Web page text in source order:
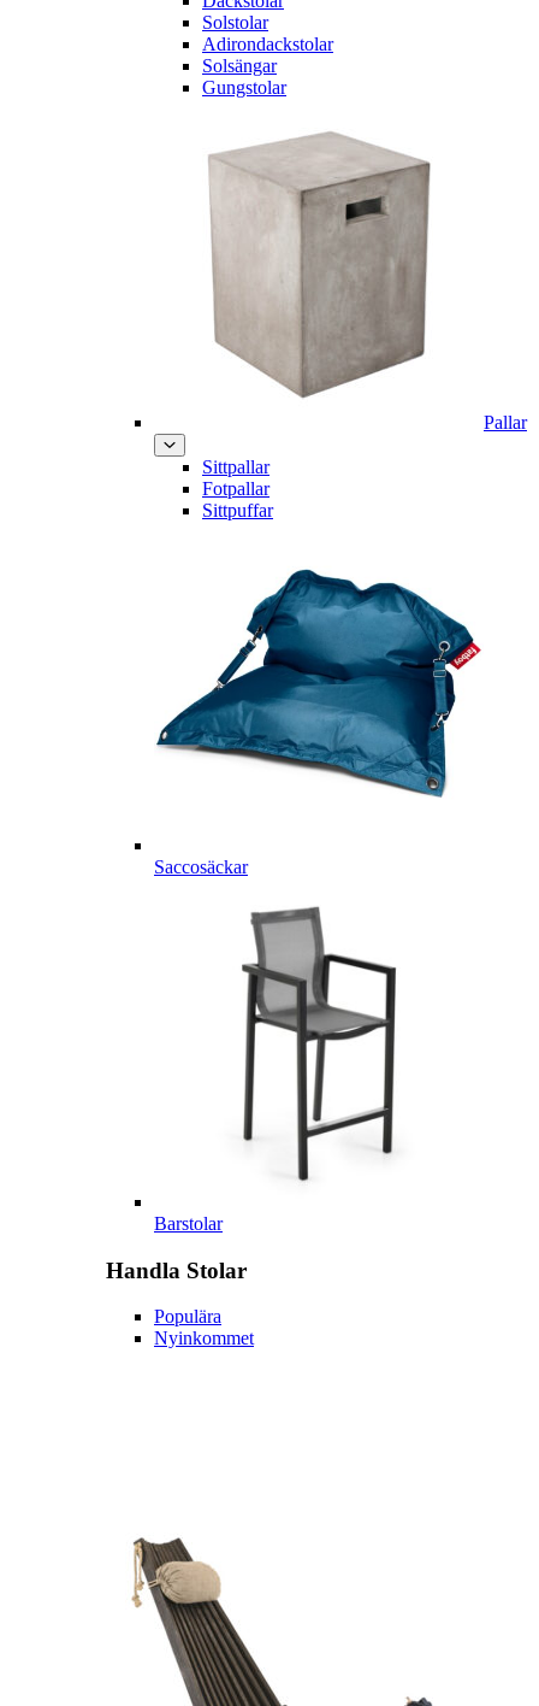
Solstolar
Adirondackstolar
Solsängar
Gungstolar
Pallar
Sittpallar
Fotpallar
Sittpuffar
Saccosäckar
Barstolar
Handla Stolar
Populära
Nyinkommet